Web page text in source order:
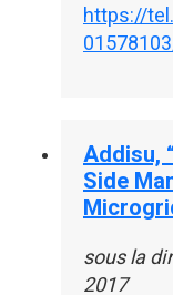
https://
Addisu,
Side
sous la
2017